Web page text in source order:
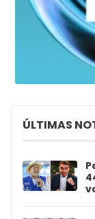
ÚLTIMAS